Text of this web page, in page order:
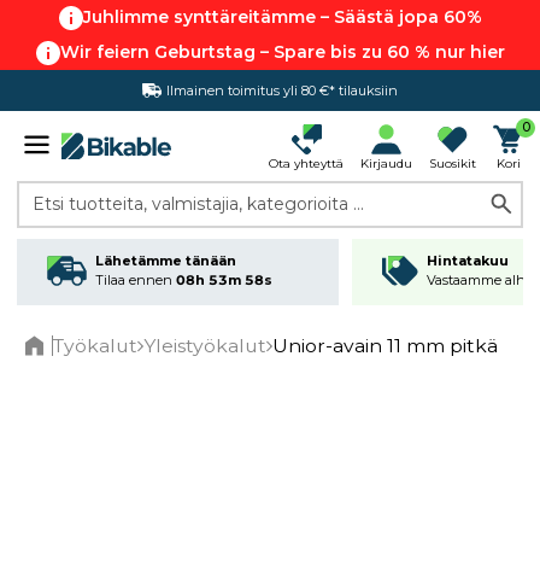
Juhlimme synttäreitämme – Säästä jopa 60%
Wir feiern Geburtstag – Spare bis zu 60 % nur hier
Ilmainen toimitus yli 80 €* tilauksiin
Ota yhteyttä Kirjaudu Suosikit
0
Kori
Etsi tuotteita, valmistajia, kategorioita ...
Lähetämme tänään
Tilaa ennen 08h 53m 58s
Hintatakuu
Vastaamme
Työkalut Yleistyökalut Unior-avain 11 mm pitkä